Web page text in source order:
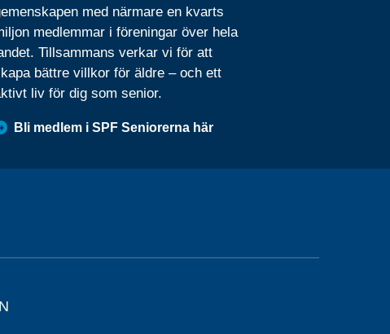
med närmare en kvarts
medlemmar i föreningar över hela
Tillsammans verkar vi för att
bättre villkor för äldre – och ett
liv för dig som senior.
Bli medlem i SPF Seniorerna här